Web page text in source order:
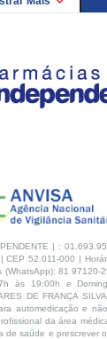
| :
CEP 52.011-000 |
81 97120-
às 19:00h e
DE FRANÇA
automedicação e
da área
de saúde e prescrever